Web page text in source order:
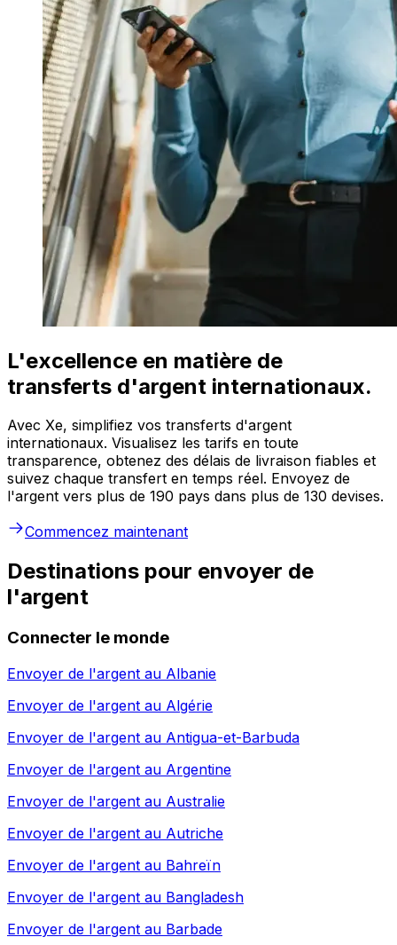
L'excellence en matière de
transferts d'argent internationaux.
Avec Xe, simplifiez vos transferts d'argent
internationaux. Visualisez les tarifs en toute
transparence, obtenez des délais de livraison fiables et
suivez chaque transfert en temps réel. Envoyez de
l'argent vers plus de 190 pays dans plus de 130 devises.
Commencez maintenant
Destinations pour envoyer de
l'argent
Connecter le monde
Envoyer de l'argent au Albanie
Envoyer de l'argent au Algérie
Envoyer de l'argent au Antigua-et-Barbuda
Envoyer de l'argent au Argentine
Envoyer de l'argent au Australie
Envoyer de l'argent au Autriche
Envoyer de l'argent au Bahreïn
Envoyer de l'argent au Bangladesh
Envoyer de l'argent au Barbade